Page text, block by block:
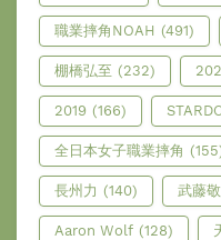
職業摔角NOAH (491)
棚橋弘至 (232)
2019 (166)
全日本女子職業摔角
長州力 (140) 武藤
Aaron Wolf (128)